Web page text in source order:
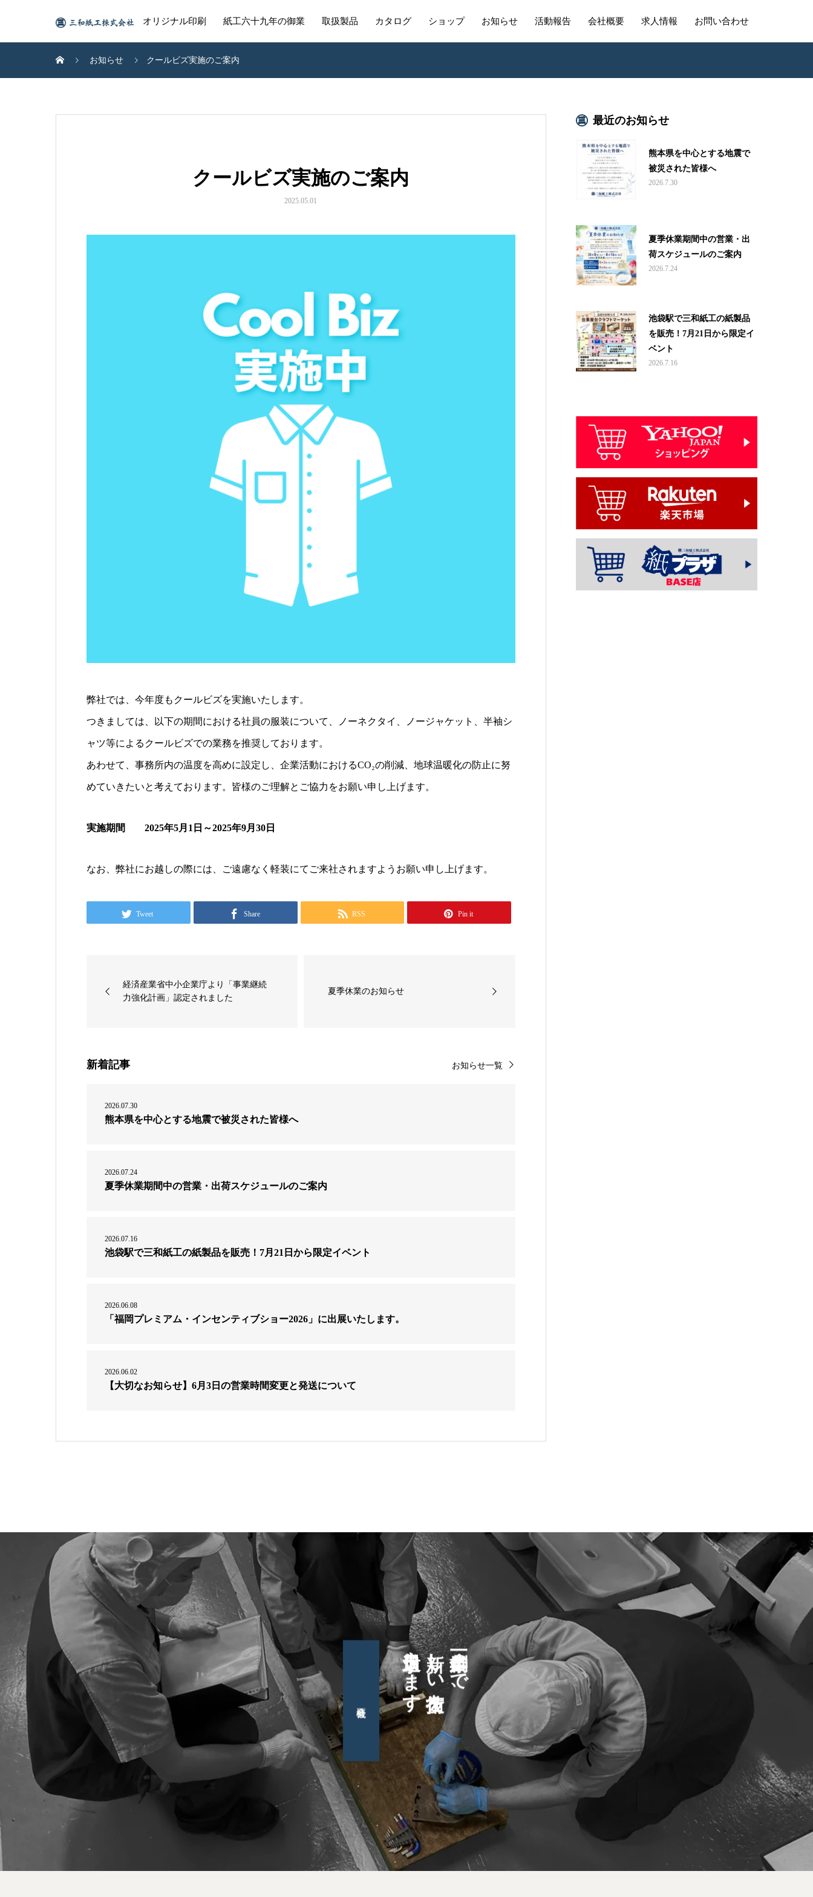
オリジナル印刷 紙工六十九年の御業 取扱製品 カタログ ショップ お知らせ 活動報告 会社概要 求人情報 お問い合わせ
お知らせ クールビズ実施のご案内
クールビズ実施のご案内
2025.05.01
弊社では、今年度もクールビズを実施いたします。
つきましては、以下の期間における社員の服装について、ノーネクタイ、ノージャケット、半袖シ
ャツ等によるクールビズでの業務を推奨しております。
あわせて、事務所内の温度を高めに設定し、企業活動におけるCO₂の削減、地球温暖化の防止に努
めていきたいと考えております。皆様のご理解とご協力をお願い申し上げます。
実施期間 2025年5月1日～2025年9月30日
なお、弊社にお越しの際には、ご遠慮なく軽装にてご来社されますようお願い申し上げます。
Tweet Share RSS Pin it
経済産業省中小企業庁より「事業継続
力強化計画」認定されました
夏季休業のお知らせ
新着記事 お知らせ一覧
2026.07.30
熊本県を中心とする地震で被災された皆様へ
2026.07.24
夏季休業期間中の営業・出荷スケジュールのご案内
2026.07.16
池袋駅で三和紙工の紙製品を販売！7月21日から限定イベント
2026.06.08
「福岡プレミアム・インセンティブショー2026」に出展いたします。
2026.06.02
【大切なお知らせ】6月3日の営業時間変更と発送について
最近のお知らせ
熊本県を中心とする地震で
被災された皆様へ
2026.7.30
夏季休業期間中の営業・出
荷スケジュールのご案内
2026.7.24
池袋駅で三和紙工の紙製品
を販売！7月21日から限定イ
ベント
2026.7.16
創業一〇〇年まで、
新しい技術を
日々追求します